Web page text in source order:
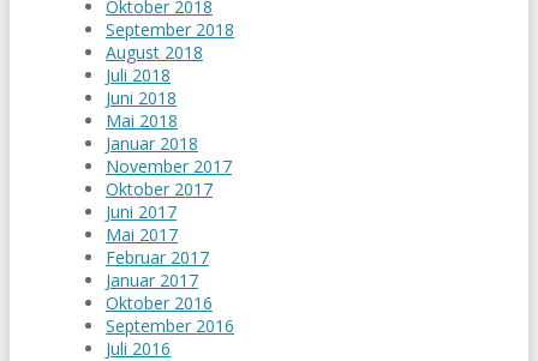
Oktober 2018
September 2018
August 2018
Juli 2018
Juni 2018
Mai 2018
Januar 2018
November 2017
Oktober 2017
Juni 2017
Mai 2017
Februar 2017
Januar 2017
Oktober 2016
September 2016
Juli 2016